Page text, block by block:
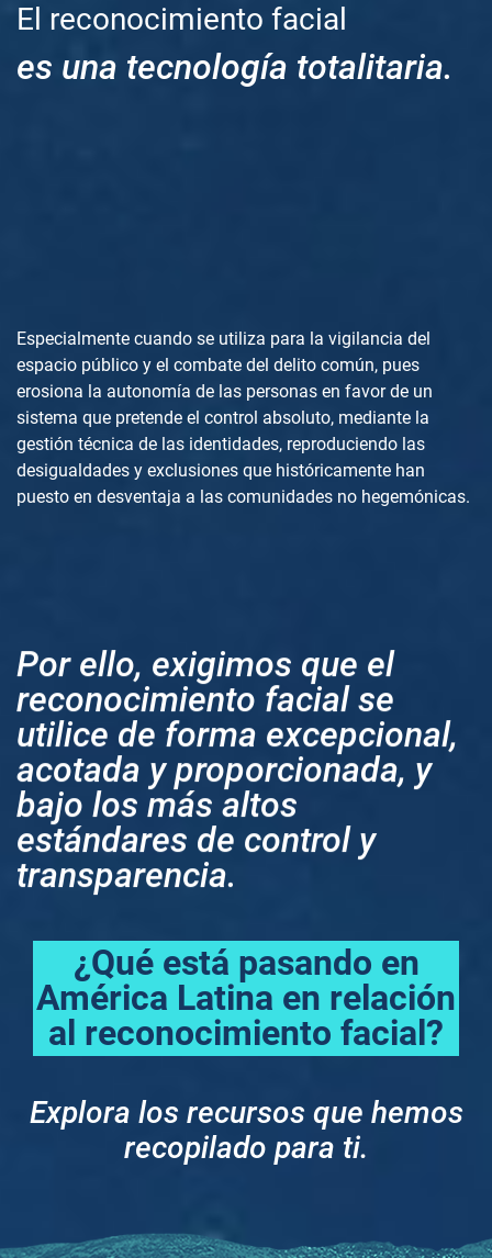
El reconocimiento facial
es una tecnología totalitaria.
Especialmente cuando se utiliza para la vigilancia del
espacio público y el combate del delito común, pues
erosiona la autonomía de las personas en favor de un
sistema que pretende el control absoluto, mediante la
gestión técnica de las identidades, reproduciendo las
desigualdades y exclusiones que históricamente han
puesto en desventaja a las comunidades no hegemónicas.
Por ello, exigimos que el
reconocimiento facial se
utilice de forma excepcional,
acotada y proporcionada, y
bajo los más altos
estándares de control y
transparencia.
¿Qué está pasando en
América Latina en relación
al reconocimiento facial?
Explora los recursos que hemos
recopilado para ti.